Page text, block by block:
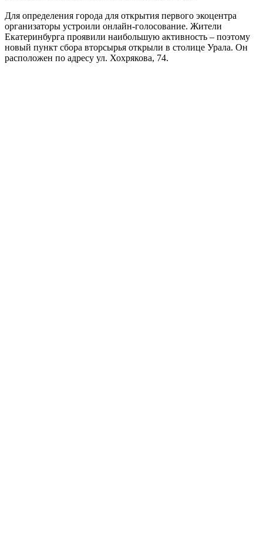
Для определения города для открытия первого экоцентра
организаторы устроили онлайн-голосование. Жители
Екатеринбурга проявили наибольшую активность – поэтому
новый пункт сбора вторсырья открыли в столице Урала. Он
расположен по адресу ул. Хохрякова, 74.